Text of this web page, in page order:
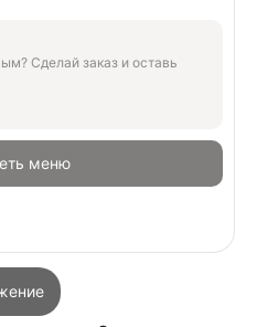
Сделай заказ и оставь
меню